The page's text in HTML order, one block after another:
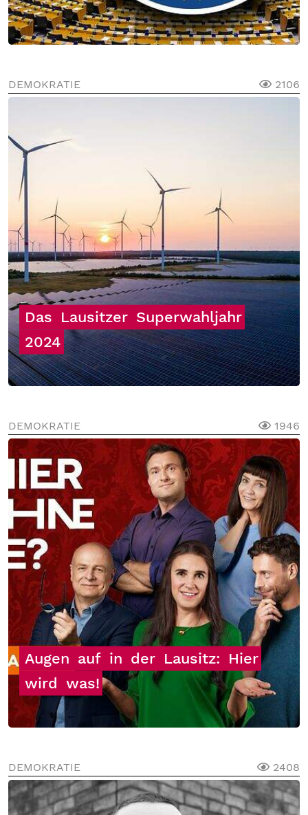
DEMOKRATIE 2106
Das Lausitzer Superwahljahr
2024
DEMOKRATIE 1946
Augen auf in der Lausitz: Hier
wird was!
DEMOKRATIE 2408